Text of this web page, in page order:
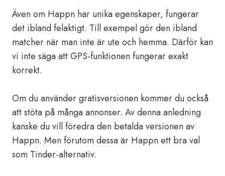
Även om Happn har unika egenskaper, fungerar
det ibland felaktigt. Till exempel gör den ibland
matcher när man inte är ute och hemma. Därför kan
vi inte säga att GPS-funktionen fungerar exakt
korrekt.
Om du använder gratisversionen kommer du också
att stöta på många annonser. Av denna anledning
kanske du vill föredra den betalda versionen av
Happn. Men förutom dessa är Happn ett bra val
som Tinder-alternativ.